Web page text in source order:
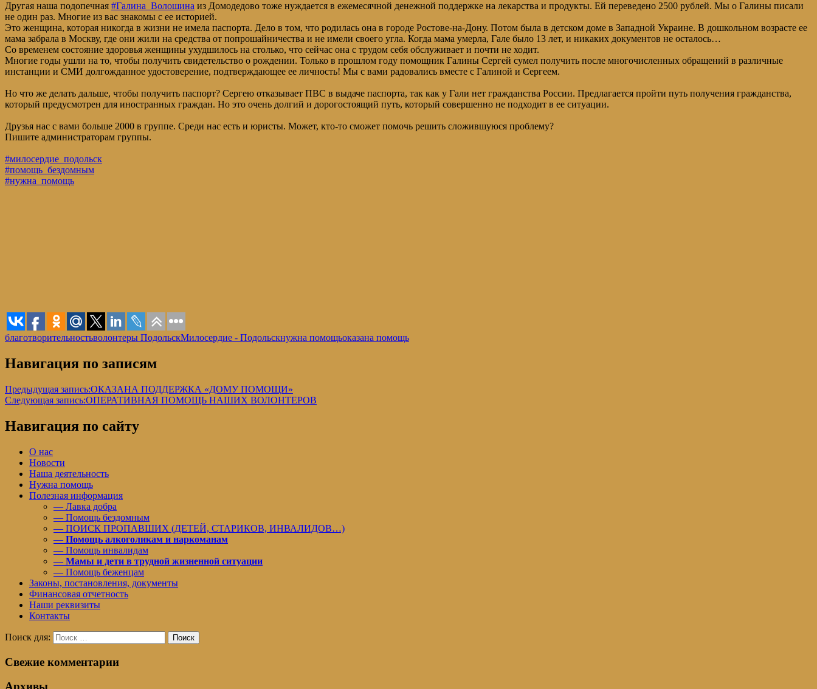
Другая наша подопечная #Галина_Волошина из Домодедово тоже нуждается в ежемесячной денежной поддержке на лекарства и продукты. Ей переведено 2500 рублей. Мы о Галины писали
не один раз. Многие из вас знакомы с ее историей.
Это женщина, которая никогда в жизни не имела паспорта. Дело в том, что родилась она в городе Ростове-на-Дону. Потом была в детском доме в Западной Украине. В дошкольном возрасте ее
мама забрала в Москву, где они жили на средства от попрошайничества и не имели своего угла. Когда мама умерла, Гале было 13 лет, и никаких документов не осталось…
Со временем состояние здоровья женщины ухудшилось на столько, что сейчас она с трудом себя обслуживает и почти не ходит.
Многие годы ушли на то, чтобы получить свидетельство о рождении. Только в прошлом году помощник Галины Сергей сумел получить после многочисленных обращений в различные
инстанции и СМИ долгожданное удостоверение, подтверждающее ее личность! Мы с вами радовались вместе с Галиной и Сергеем.
Но что же делать дальше, чтобы получить паспорт? Сергею отказывает ПВС в выдаче паспорта, так как у Гали нет гражданства России. Предлагается пройти путь получения гражданства,
который предусмотрен для иностранных граждан. Но это очень долгий и дорогостоящий путь, который совершенно не подходит в ее ситуации.
Друзья нас с вами больше 2000 в группе. Среди нас есть и юристы. Может, кто-то сможет помочь решить сложившуюся проблему?
Пишите администраторам группы.
#милосердие_подольск
#помощь_бездомным
#нужна_помощь
благотворительностьволонтеры ПодольскМилосердие - Подольскнужна помощьоказана помощь
Навигация по записям
Предыдущая запись:ОКАЗАНА ПОДДЕРЖКА «ДОМУ ПОМОЩИ»
Следующая запись:ОПЕРАТИВНАЯ ПОМОЩЬ НАШИХ ВОЛОНТЕРОВ
Навигация по сайту
О нас
Новости
Наша деятельность
Нужна помощь
Полезная информация
— Лавка добра
— Помощь бездомным
— ПОИСК ПРОПАВШИХ (ДЕТЕЙ, СТАРИКОВ, ИНВАЛИДОВ…)
— Помощь алкоголикам и наркоманам
— Помощь инвалидам
— Мамы и дети в трудной жизненной ситуации
— Помощь беженцам
Законы, постановления, документы
Финансовая отчетность
Наши реквизиты
Контакты
Поиск для: Поиск
Свежие комментарии